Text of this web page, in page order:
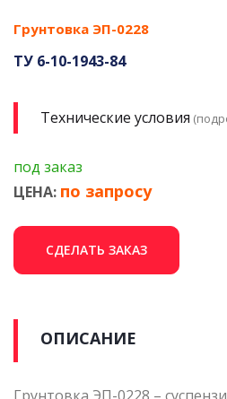
Грунтовка ЭП-0228
ТУ 6-10-1943-84
Технические условия
под заказ
ЦЕНА: по запросу
СДЕЛАТЬ ЗАКАЗ
ОПИСАНИЕ